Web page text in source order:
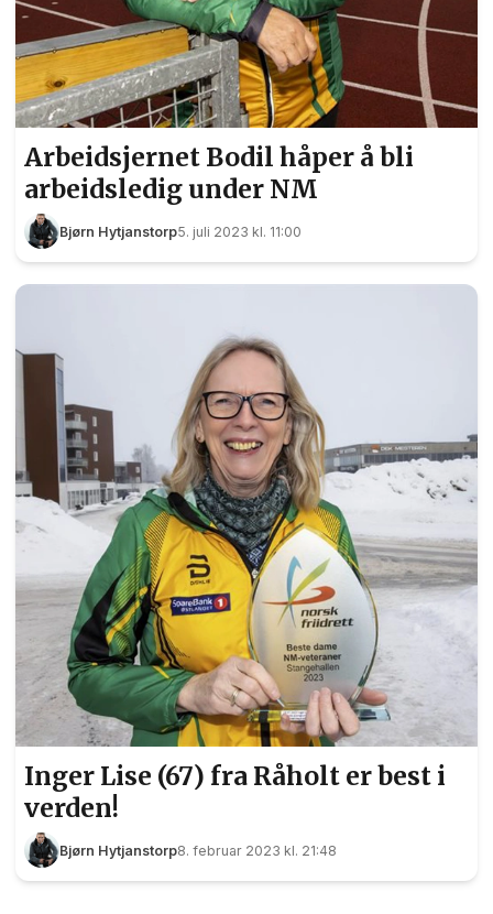
Arbeidsjernet Bodil håper å bli
arbeidsledig under NM
Bjørn Hytjanstorp5. juli 2023 kl. 11:00
Inger Lise (67) fra Råholt er best i
verden!
Bjørn Hytjanstorp8. februar 2023 kl. 21:48